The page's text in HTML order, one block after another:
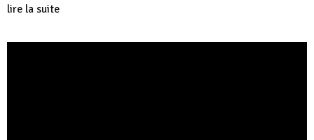
lire la suite